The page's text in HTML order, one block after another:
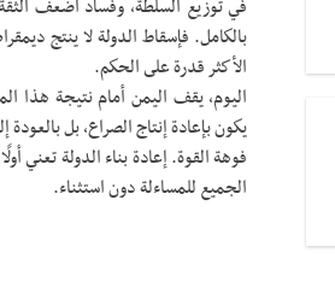
في توزيع السلطة، وفساد أضعف
بالكامل. فإسقاط الدولة لا ينتج
الأكثر قدرة على الحكم.
اليوم، يقف اليمن أمام نتيجة هذا
يكون بإعادة إنتاج الصراع، بل
فوهة القوة. إعادة بناء الدولة تعني
الجميع للمساءلة دون استثناء.